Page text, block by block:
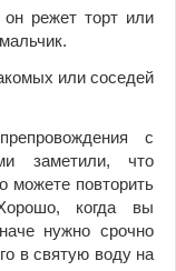
режет торт или
или соседей
ния с
заметили, что
можете повторить
когда вы
нужно срочно
в святую воду на